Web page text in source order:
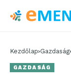
Kezdőlap Gazdaság
GAZDASÁG